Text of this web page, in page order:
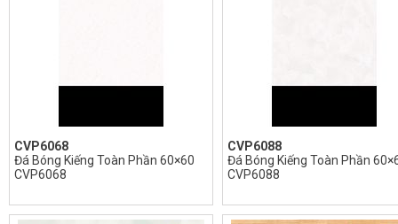
CVP6068
Đá Bóng Kiếng Toàn Phần 60×60
CVP6068
CVP6088
Đá Bóng Kiếng Toàn Phần
CVP6088